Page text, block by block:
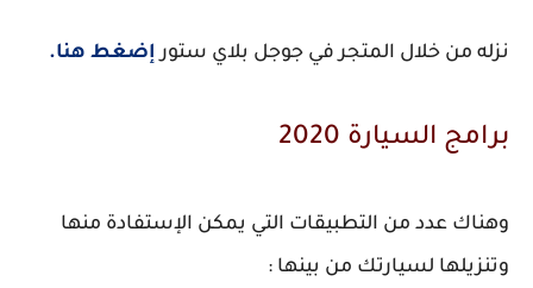
نزله من خلال المتجر في جوجل بلاي ستور إضغط هنا.
برامج السيارة 2020
وهناك عدد من التطبيقات التي يمكن الإستفادة منها
وتنزيلها لسيارتك من بينها :